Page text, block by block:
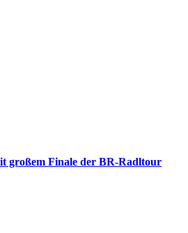
großem Finale der BR-Radltour